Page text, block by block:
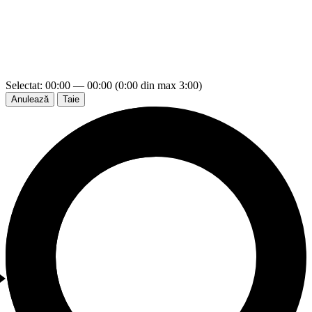
Selectat: 00:00 — 00:00 (0:00 din max 3:00)
Anulează Taie